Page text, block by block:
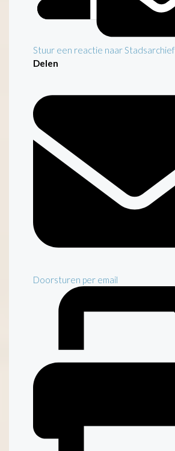
Stuur een reactie naar
Delen
Doorsturen per email